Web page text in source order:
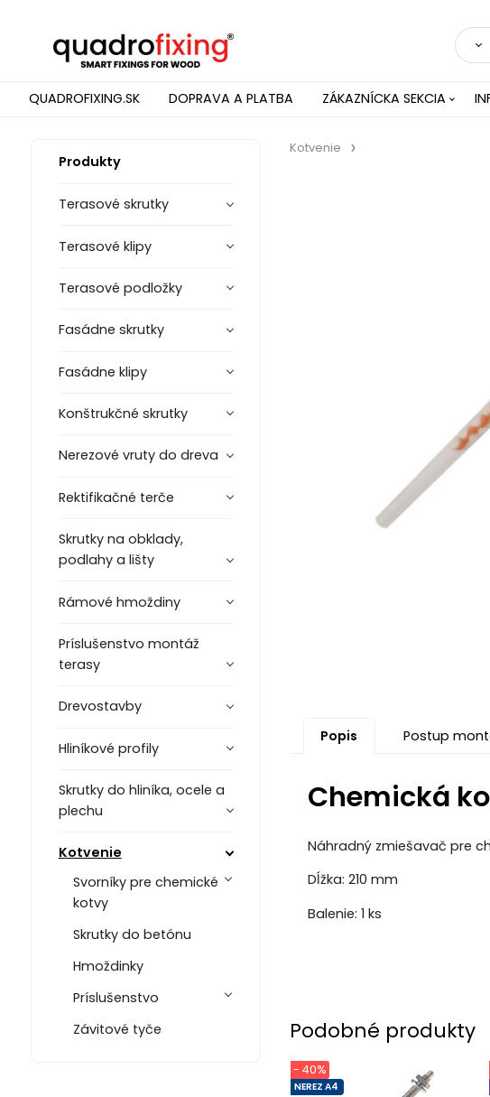
QUADROFIXING.SK DOPRAVA A PLATBA ZÁKAZNÍCKA SEKCIA
Produkty
Terasové skrutky
Terasové klipy
Terasové podložky
Fasádne skrutky
Fasádne klipy
Konštrukčné skrutky
Nerezové vruty do dreva
Rektifikačné terče
Skrutky na obklady,
podlahy a lišty
Rámové hmoždiny
Príslušenstvo montáž
terasy
Drevostavby
Hliníkové profily
Skrutky do hliníka, ocele a
plechu
Kotvenie
Svorníky pre chemické
kotvy
Skrutky do betónu
Hmoždinky
Príslušenstvo
Závitové tyče
Kotvenie
Popis Postup
Chemická
Náhradný zmiešavač pre
Dĺžka: 210 mm
Balenie: 1 ks
Podobné produkty
NEREZ A4
- 40%